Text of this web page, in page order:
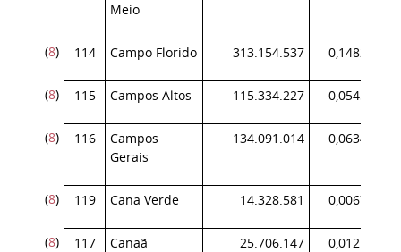
Meio
(8) 114 Campo Florido 313.154.537 0,148215
(8) 115 Campos Altos 115.334.227 0,054587
(8) 116
Campos
Gerais
134.091.014 0,063465
(8) 119 Cana Verde 14.328.581 0,006782
(8) 117 Canaã 25.706.147 0,012167